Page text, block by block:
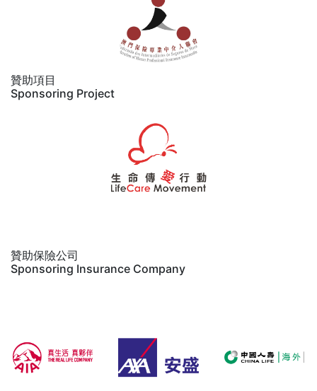
贊助項目
Sponsoring Project
贊助保險公司
Sponsoring Insurance Company